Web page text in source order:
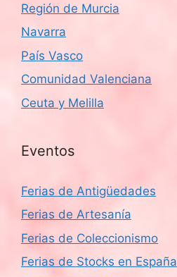
Región de Murcia
Navarra
País Vasco
Comunidad Valenciana
Ceuta y Melilla
Eventos
Ferias de Antigüedades
Ferias de Artesanía
Ferias de Coleccionismo
Ferias de Stocks en España